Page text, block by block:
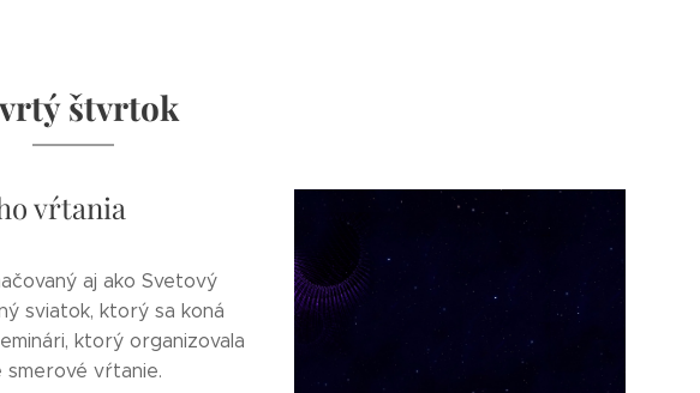
štvrtok
vŕtania
aj ako Svetový
sviatok, ktorý sa koná
ktorý organizovala
smerové vŕtanie.